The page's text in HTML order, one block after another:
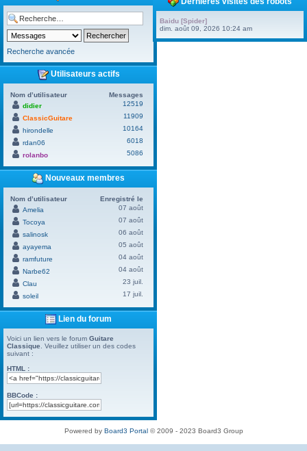
Recherche avancée
Utilisateurs actifs
Nom d’utilisateur
Messages
didier
12519
ClassicGuitare
11909
hirondelle
10164
rdan06
6018
rolanbo
5086
Nouveaux membres
Nom d’utilisateur
Enregistré le
Amelia
07 août
Tocoya
07 août
salinosk
06 août
ayayema
05 août
ramfuture
04 août
Narbe62
04 août
Clau
23 juil.
soleil
17 juil.
Lien du forum
Voici un lien vers le forum Guitare
Classique . Veuillez utiliser un des codes
suivant :
HTML :
BBCode :
Baidu [Spider]
dim. août 09, 2026 10:24 am
Powered by Board3 Portal© 2009 - 2023 Board3 Group